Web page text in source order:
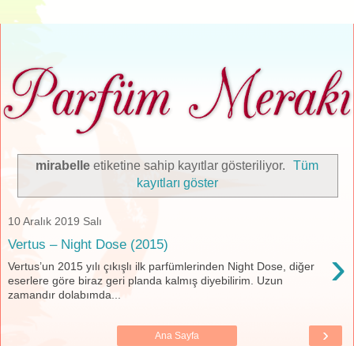
mirabelleetiketine sahip kayıtlar gösteriliyor.
Tüm
kayıtları göster
10 Aralık 2019 Salı
Vertus – Night Dose (2015) ›
Vertus’un 2015 yılı çıkışlı ilk parfümlerinden Night Dose, diğer
eserlere göre biraz geri planda kalmış diyebilirim. Uzun
zamandır dolabımda...
›
Ana Sayfa